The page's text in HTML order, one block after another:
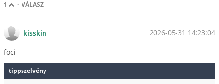
1 · VÁLASZ
kisskin 2026-05-31 14:23:04
foci
tippszelvény